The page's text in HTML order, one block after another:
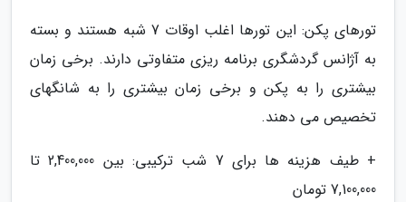
تورهای پکن: این تورها اغلب اوقات 7 شبه هستند و بسته
به آژانس گردشگری برنامه ریزی متفاوتی دارند. برخی زمان
بیشتری را به پکن و برخی زمان بیشتری را به شانگهای
تخصیص می دهند.
+ طیف هزینه ها برای 7 شب ترکیبی: بین 2,400,000 تا
7,100,000 تومان